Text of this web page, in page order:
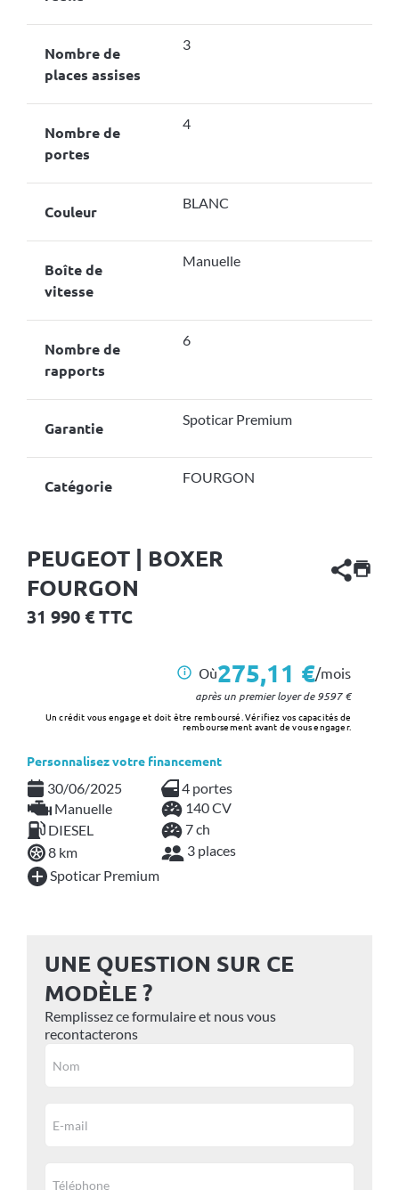
Nombre de
places assises
3
Nombre de
portes
4
Couleur BLANC
Boîte de
vitesse
Manuelle
Nombre de
rapports
6
Garantie Spoticar Premium
Catégorie FOURGON
PEUGEOT | BOXER
FOURGON
31 990 € TTC
i Où275,11 €/mois
après un premier loyer de9597€
Un crédit vous engage et doit être remboursé. Vérifiez vos capacités de
remboursement avant de vous engager.
Personnalisez votre financement
30/06/2025
4 portes
Manuelle
140 CV
DIESEL
7 ch
8 km
3 places
Spoticar Premium
UNE QUESTION SUR CE
MODÈLE ?
Remplissez ce formulaire et nous vous
recontacterons